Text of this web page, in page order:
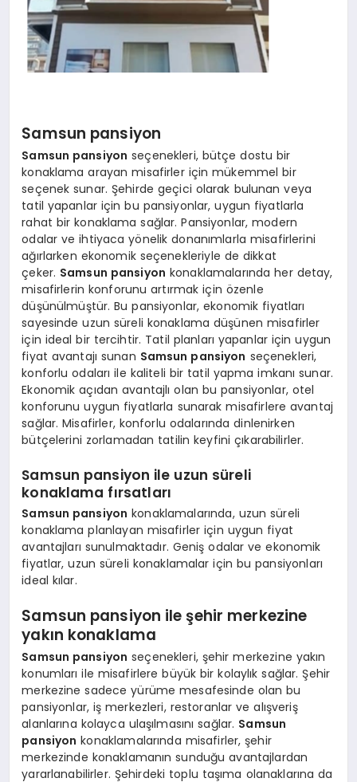
Samsun pansiyon
Samsun pansiyon seçenekleri, bütçe dostu bir
konaklama arayan misafirler için mükemmel bir
seçenek sunar. Şehirde geçici olarak bulunan veya
tatil yapanlar için bu pansiyonlar, uygun fiyatlarla
rahat bir konaklama sağlar. Pansiyonlar, modern
odalar ve ihtiyaca yönelik donanımlarla misafirlerini
ağırlarken ekonomik seçenekleriyle de dikkat
çeker. Samsun pansiyon konaklamalarında her detay,
misafirlerin konforunu artırmak için özenle
düşünülmüştür. Bu pansiyonlar, ekonomik fiyatları
sayesinde uzun süreli konaklama düşünen misafirler
için ideal bir tercihtir. Tatil planları yapanlar için uygun
fiyat avantajı sunan Samsun pansiyon seçenekleri,
konforlu odaları ile kaliteli bir tatil yapma imkanı sunar.
Ekonomik açıdan avantajlı olan bu pansiyonlar, otel
konforunu uygun fiyatlarla sunarak misafirlere avantaj
sağlar. Misafirler, konforlu odalarında dinlenirken
bütçelerini zorlamadan tatilin keyfini çıkarabilirler.
Samsun pansiyon ile uzun süreli
konaklama fırsatları
Samsun pansiyon konaklamalarında, uzun süreli
konaklama planlayan misafirler için uygun fiyat
avantajları sunulmaktadır. Geniş odalar ve ekonomik
fiyatlar, uzun süreli konaklamalar için bu pansiyonları
ideal kılar.
Samsun pansiyon ile şehir merkezine
yakın konaklama
Samsun pansiyon seçenekleri, şehir merkezine yakın
konumları ile misafirlere büyük bir kolaylık sağlar. Şehir
merkezine sadece yürüme mesafesinde olan bu
pansiyonlar, iş merkezleri, restoranlar ve alışveriş
alanlarına kolayca ulaşılmasını sağlar. Samsun
pansiyon konaklamalarında misafirler, şehir
merkezinde konaklamanın sunduğu avantajlardan
yararlanabilirler. Şehirdeki toplu taşıma olanaklarına da